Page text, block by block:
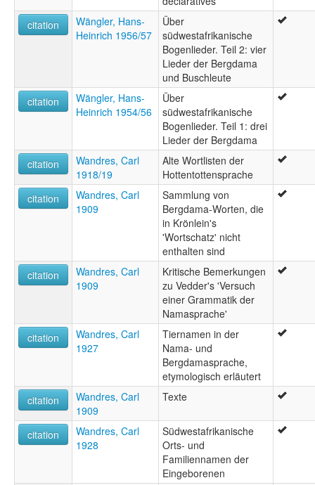
citation
Wängler, Hans-
Heinrich 1956/57
Über
südwestafrikanische
Bogenlieder. Teil 2: vier
Lieder der Bergdama
und Buschleute
citation
Wängler, Hans-
Heinrich 1954/56
Über
südwestafrikanische
Bogenlieder. Teil 1: drei
Lieder der Bergdama
citation
Wandres, Carl
1918/19
Alte Wortlisten der
Hottentottensprache
citation
Wandres, Carl
1909
Sammlung von
Bergdama-Worten, die
in Krönlein's
'Wortschatz' nicht
enthalten sind
citation
Wandres, Carl
1909
Kritische Bemerkungen
zu Vedder's 'Versuch
einer Grammatik der
Namasprache'
citation
Wandres, Carl
1927
Tiernamen in der
Nama- und
Bergdamasprache,
etymologisch erläutert
citation
Wandres, Carl
1909
Texte
citation
Wandres, Carl
1928
Südwestafrikanische
Orts- und
Familiennamen der
Eingeborenen